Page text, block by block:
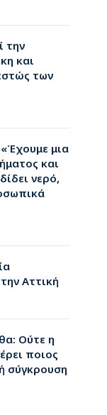
την
και
των
μια
και
νερό,
Αττική
Ούτε η
ποιος
σύγκρουση